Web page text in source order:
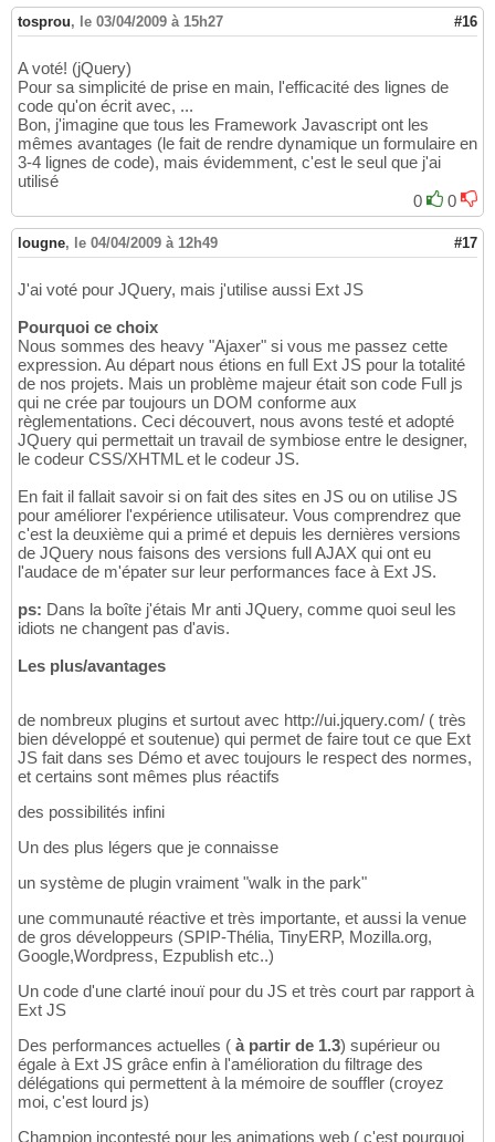
tosprou, le 03/04/2009 à 15h27 #16
A voté! (jQuery)
Pour sa simplicité de prise en main, l'efficacité des lignes de
code qu'on écrit avec, ...
Bon, j'imagine que tous les Framework Javascript ont les
mêmes avantages (le fait de rendre dynamique un formulaire en
3-4 lignes de code), mais évidemment, c'est le seul que j'ai
utilisé
0
0
lougne, le 04/04/2009 à 12h49 #17
J'ai voté pour JQuery, mais j'utilise aussi Ext JS
Pourquoi ce choix
Nous sommes des heavy "Ajaxer" si vous me passez cette
expression. Au départ nous étions en full Ext JS pour la totalité
de nos projets. Mais un problème majeur était son code Full js
qui ne crée par toujours un DOM conforme aux
règlementations. Ceci découvert, nous avons testé et adopté
JQuery qui permettait un travail de symbiose entre le designer,
le codeur CSS/XHTML et le codeur JS.
En fait il fallait savoir si on fait des sites en JS ou on utilise JS
pour améliorer l'expérience utilisateur. Vous comprendrez que
c'est la deuxième qui a primé et depuis les dernières versions
de JQuery nous faisons des versions full AJAX qui ont eu
l'audace de m'épater sur leur performances face à Ext JS.
ps: Dans la boîte j'étais Mr anti JQuery, comme quoi seul les
idiots ne changent pas d'avis.
Les plus/avantages
de nombreux plugins et surtout avec http://ui.jquery.com/ ( très
bien développé et soutenue) qui permet de faire tout ce que Ext
JS fait dans ses Démo et avec toujours le respect des normes,
et certains sont mêmes plus réactifs
des possibilités infini
Un des plus légers que je connaisse
un système de plugin vraiment "walk in the park"
une communauté réactive et très importante, et aussi la venue
de gros développeurs (SPIP-Thélia, TinyERP, Mozilla.org,
Google,Wordpress, Ezpublish etc..)
Un code d'une clarté inouï pour du JS et très court par rapport à
Ext JS
Des performances actuelles ( à partir de 1.3) supérieur ou
égale à Ext JS grâce enfin à l'amélioration du filtrage des
délégations qui permettent à la mémoire de souffler (croyez
moi, c'est lourd js)
Champion incontesté pour les animations web ( c'est pourquoi